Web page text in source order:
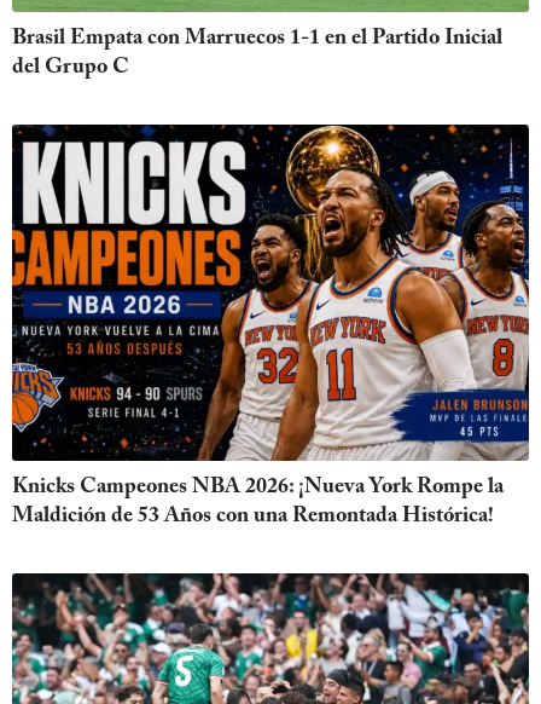
Brasil Empata con Marruecos 1-1 en el Partido Inicial
del Grupo C
Knicks Campeones NBA 2026: ¡Nueva York Rompe la
Maldición de 53 Años con una Remontada Histórica!